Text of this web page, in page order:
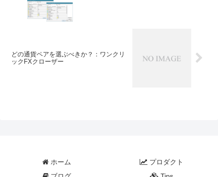
どの通貨ペアを選ぶべきか？：ワンクリ
ックFXクローザー
ホーム
プロダクト